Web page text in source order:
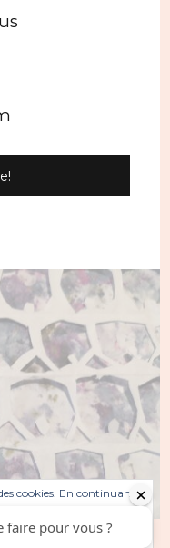
cookies. En continuant à
de contrôler les